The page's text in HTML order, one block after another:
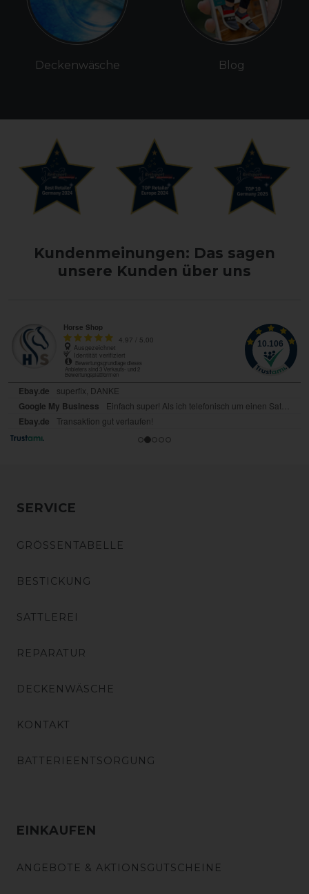
Deckenwäsche Blog
Kundenmeinungen: Das sagen
unsere Kunden über uns
SERVICE
GRÖSSENTABELLE
BESTICKUNG
SATTLEREI
REPARATUR
DECKENWÄSCHE
KONTAKT
BATTERIEENTSORGUNG
EINKAUFEN
ANGEBOTE & AKTIONSGUTSCHEINE